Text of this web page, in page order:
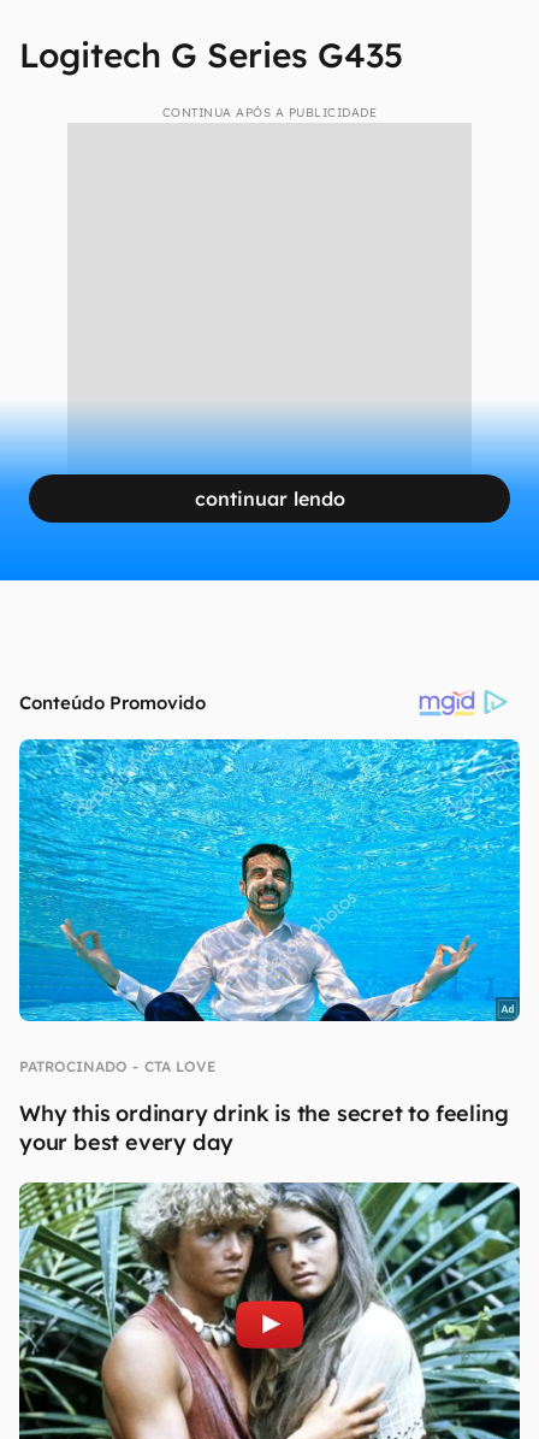
Logitech G Series G435
CONTINUA APÓS A PUBLICIDADE
continuar lendo